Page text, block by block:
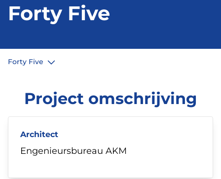
Forty Five
Forty Five
Project omschrijving
Architect
Engenieursbureau AKM